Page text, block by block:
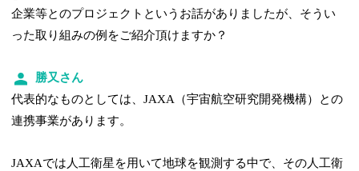
企業等とのプロジェクトというお話がありましたが、そうい
った取り組みの例をご紹介頂けますか？
勝又さん
代表的なものとしては、JAXA（宇宙航空研究開発機構）との
連携事業があります。
JAXAでは人工衛星を用いて地球を観測する中で、その人工衛